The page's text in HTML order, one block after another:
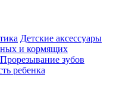
Детские аксессуары
и кормящих
Прорезывание зубов
ребенка